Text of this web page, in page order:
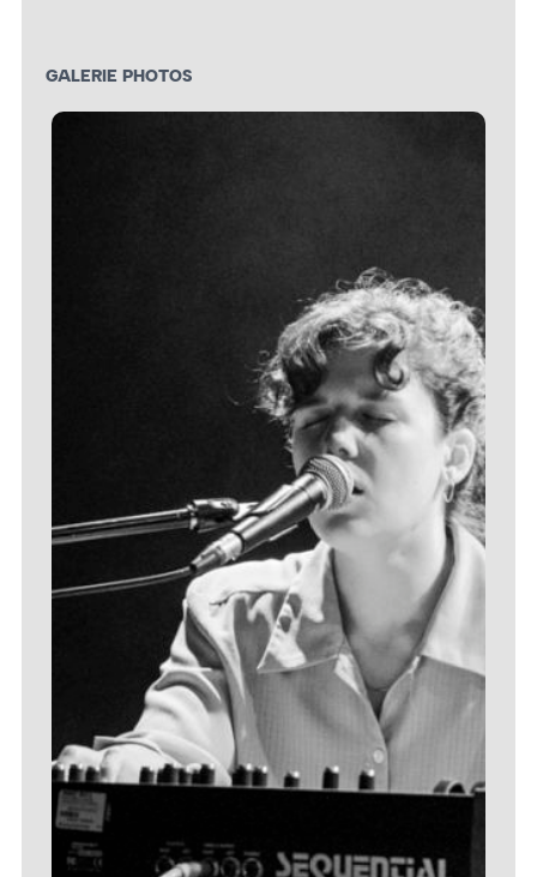
GALERIE PHOTOS